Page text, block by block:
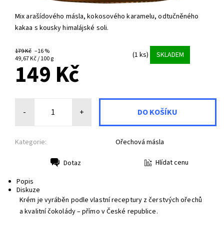
Mix arašídového másla, kokosového karamelu, odtučněného
kakaa s kousky himalájské soli.
179 Kč –16 %
49,67 Kč / 100 g
(1 ks) SKLADEM
149 Kč
- +
Kategorie: Ořechová másla
Dotaz
Hlídat cenu
Popis
Diskuze
Krém je vyráběn podle vlastní receptury z čerstvých ořechů
a kvalitní čokolády – přímo vČeské republice.